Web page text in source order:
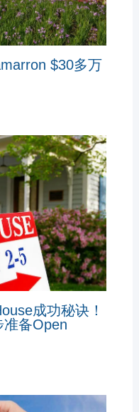
$30多万
成功秘诀！
备Open